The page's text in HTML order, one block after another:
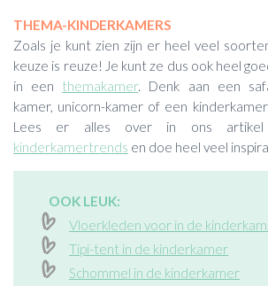
THEMA-KINDERKAMERS
Zoals je kunt zien zijn er heel veel
keuze is reuze! Je kunt ze dus ook heel
in een themakamer. Denk aan een
kamer, unicorn-kamer of een
Lees er alles over in ons
kinderkamertrends en doe heel veel
OOK LEUK:
Vloerkleden voor in de
Tipi-tent in de kinderkamer
Schommel in de kinderkamer